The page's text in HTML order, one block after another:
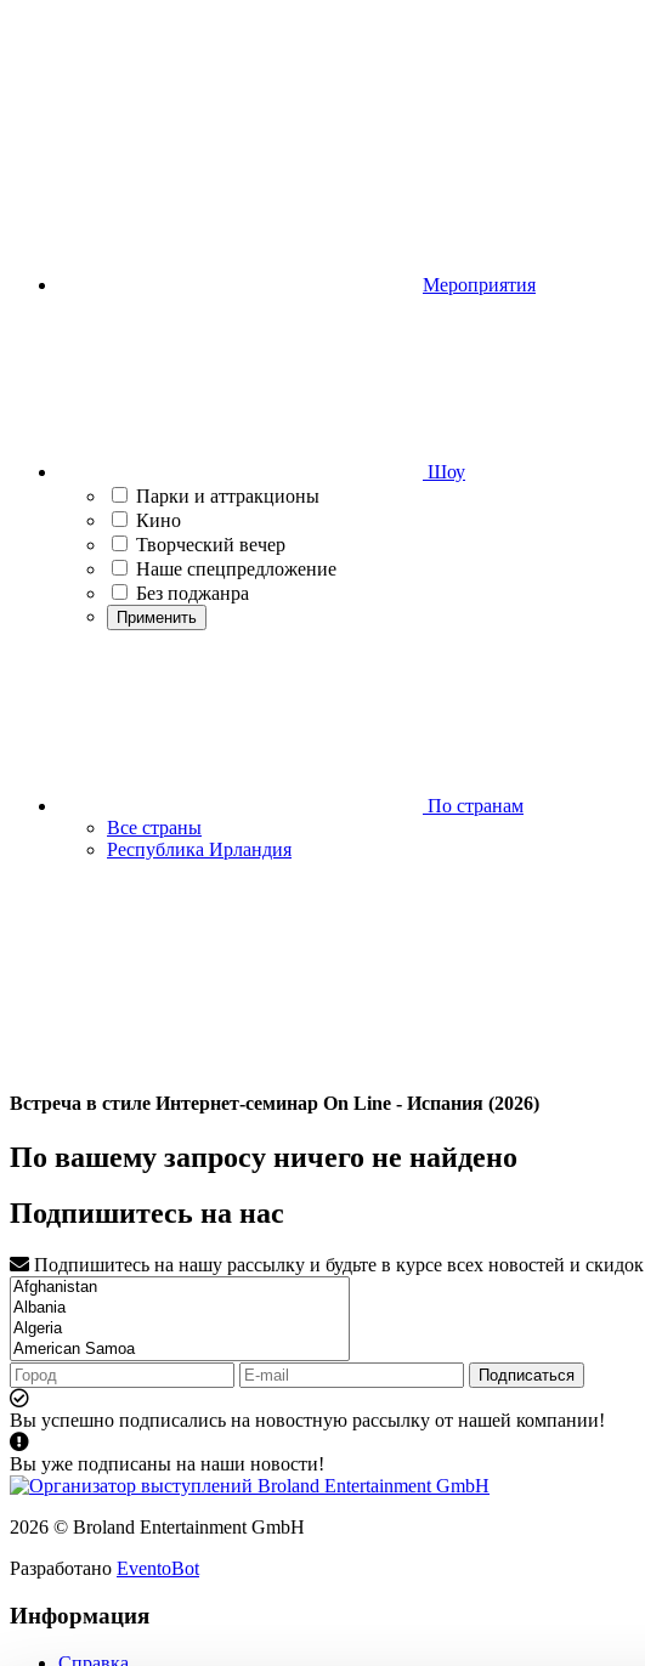
Мероприятия
Шоу
Парки и аттракционы
Кино
Творческий вечер
Наше спецпредложение
Без поджанра
Применить
По странам
Все страны
Республика Ирландия
Встреча в стиле Интернет-семинар On Line - Испания (2026)
По вашему запросу ничего не найдено
Подпишитесь на нас
Подпишитесь на нашу рассылку и будьте в курсе всех новостей и скидок
Подписаться
Вы успешно подписались на новостную рассылку от нашей компании!
Вы уже подписаны на наши новости!
2026 © Broland Entertainment GmbH
Разработано EventoBot
Информация